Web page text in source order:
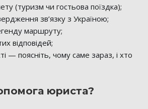
(туризм чи гостьова поїздка);
зв’язку з Україною;
маршруту;
відповідей;
— поясніть, чому саме зараз, і хто
юриста?